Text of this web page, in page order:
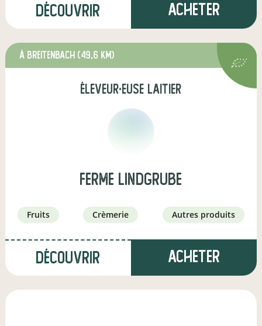
Découvrir Acheter
à Breitenbach (49,6 km)
éleveur·euse laitier
ferme Lindgrube
fruits crèmerie autres produits
Découvrir Acheter